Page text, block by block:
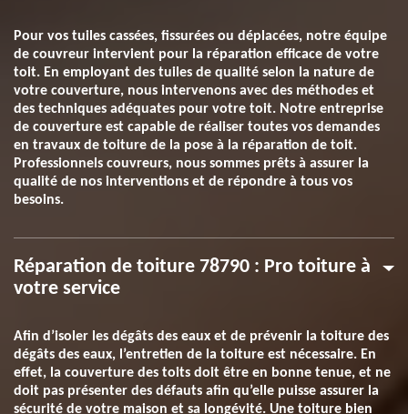
Pour vos tuiles cassées, fissurées ou déplacées, notre équipe
de couvreur intervient pour la réparation efficace de votre
toit. En employant des tuiles de qualité selon la nature de
votre couverture, nous intervenons avec des méthodes et
des techniques adéquates pour votre toit. Notre entreprise
de couverture est capable de réaliser toutes vos demandes
en travaux de toiture de la pose à la réparation de toit.
Professionnels couvreurs, nous sommes prêts à assurer la
qualité de nos interventions et de répondre à tous vos
besoins.
Réparation de toiture 78790 : Pro toiture à
votre service
Afin d’isoler les dégâts des eaux et de prévenir la toiture des
dégâts des eaux, l’entretien de la toiture est nécessaire. En
effet, la couverture des toits doit être en bonne tenue, et ne
doit pas présenter des défauts afin qu’elle puisse assurer la
sécurité de votre maison et sa longévité. Une toiture bien